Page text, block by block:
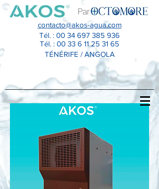
Par
contacto@akos-agua.com
Tél. : 00 34 697 385 936
Tél. : 00 33 6 11 25 31 65
TÉNÉRIFE / ANGOLA